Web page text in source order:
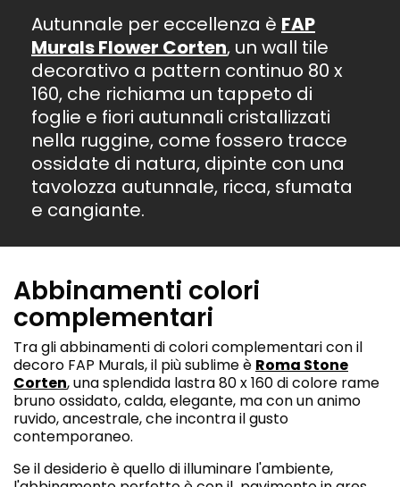
Autunnale per eccellenza è FAP
Murals Flower Corten, un wall tile
decorativo a pattern continuo 80 x
160, che richiama un tappeto di
foglie e fiori autunnali cristallizzati
nella ruggine, come fossero tracce
ossidate di natura, dipinte con una
tavolozza autunnale, ricca, sfumata
e cangiante.
Abbinamenti colori
complementari
Tra gli abbinamenti di colori complementari con il
decoro FAP Murals, il più sublime è Roma Stone
Corten, una splendida lastra 80 x 160 di colore rame
bruno ossidato, calda, elegante, ma con un animo
ruvido, ancestrale, che incontra il gusto
contemporaneo.
Se il desiderio è quello di illuminare l'ambiente,